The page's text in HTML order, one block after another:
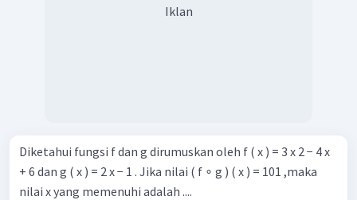
Iklan
Diketahui fungsi f dan g dirumuskan oleh f ( x ) = 3 x 2 − 4 x
+ 6 dan g ( x ) = 2 x − 1 . Jika nilai ( f ∘ g ) ( x ) = 101 ,maka
nilai x yang memenuhi adalah ....